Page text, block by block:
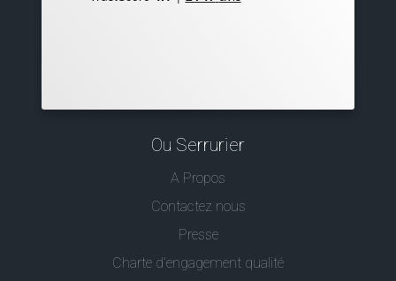
Ou Serrurier
A Propos
Contactez nous
Presse
Charte d’engagement qualité